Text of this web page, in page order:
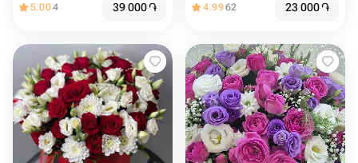
5.004 39 000֏ 4.9962 23 000֏